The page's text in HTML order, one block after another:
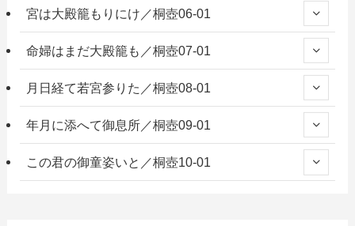
宮は大殿籠もりにけ／桐壺06-01
命婦はまだ大殿籠も／桐壺07-01
月日経て若宮参りた／桐壺08-01
年月に添へて御息所／桐壺09-01
この君の御童姿いと／桐壺10-01